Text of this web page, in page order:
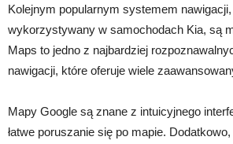
Kolejnym popularnym systemem
wykorzystywany w samochodach Kia, są
Maps to jedno z najbardziej
nawigacji, które oferuje wiele
Mapy Google są znane z intuicyjnego
łatwe poruszanie się po mapie.